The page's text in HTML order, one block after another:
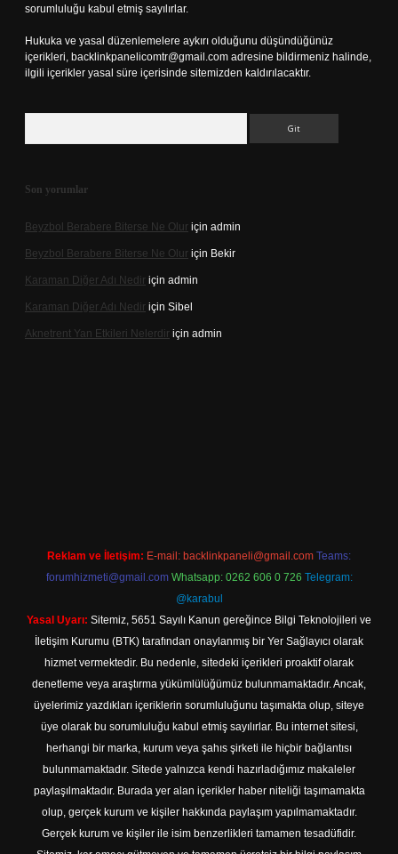
sorumluluğu kabul etmiş sayılırlar.
Hukuka ve yasal düzenlemelere aykırı olduğunu düşündüğünüz
içerikleri, backlinkpanelicomtr@gmail.com adresine bildirmeniz halinde,
ilgili içerikler yasal süre içerisinde sitemizden kaldırılacaktır.
Son yorumlar
Beyzbol Berabere Biterse Ne Olur için admin
Beyzbol Berabere Biterse Ne Olur için Bekir
Karaman Diğer Adı Nedir için admin
Karaman Diğer Adı Nedir için Sibel
Aknetrent Yan Etkileri Nelerdir için admin
Reklam ve İletişim: E-mail: backlinkpaneli@gmail.com Teams:
forumhizmeti@gmail.com Whatsapp: 0262 606 0 726 Telegram:
@karabul
Yasal Uyarı: Sitemiz, 5651 Sayılı Kanun gereğince Bilgi Teknolojileri ve
İletişim Kurumu (BTK) tarafından onaylanmış bir Yer Sağlayıcı olarak
hizmet vermektedir. Bu nedenle, sitedeki içerikleri proaktif olarak
denetleme veya araştırma yükümlülüğümüz bulunmamaktadır. Ancak,
üyelerimiz yazdıkları içeriklerin sorumluluğunu taşımakta olup, siteye
üye olarak bu sorumluluğu kabul etmiş sayılırlar. Bu internet sitesi,
herhangi bir marka, kurum veya şahıs şirketi ile hiçbir bağlantısı
bulunmamaktadır. Sitede yalnızca kendi hazırladığımız makaleler
paylaşılmaktadır. Burada yer alan içerikler haber niteliği taşımamakta
olup, gerçek kurum ve kişiler hakkında paylaşım yapılmamaktadır.
Gerçek kurum ve kişiler ile isim benzerlikleri tamamen tesadüfidir.